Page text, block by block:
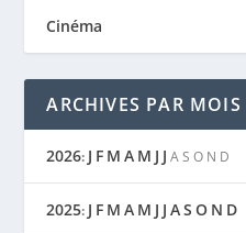
Cinéma
ARCHIVES PAR MOIS
2026: J F M A M J J A S O N D
2025: J F M A M J J AS O N D